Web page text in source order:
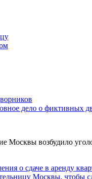
дело о фиктивных
Москвы возбудило
Москвы, чтобы